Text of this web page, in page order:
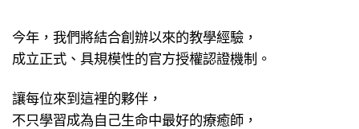
今年，我們將結合創辦以來的教學經驗，
成立正式、具規模性的官方授權認證機制。
讓每位來到這裡的夥伴，
不只學習成為自己生命中最好的療癒師，